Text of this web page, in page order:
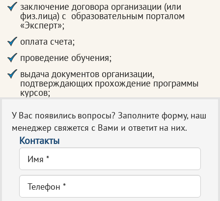
заключение договора организации (или
физ.лица) с образовательным порталом
«Эксперт»;
оплата счета;
проведение обучения;
выдача документов организации,
подтверждающих прохождение программы
курсов;
У Вас появились вопросы? Заполните форму, наш
менеджер свяжется с Вами и ответит на них.
Контакты